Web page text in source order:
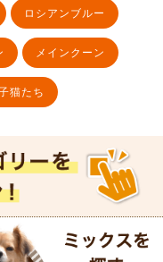
ロシアンブルー
メインクーン
猫たち